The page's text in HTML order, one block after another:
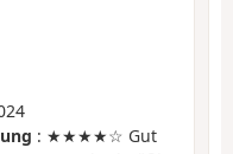
: ★★★★☆ Gut